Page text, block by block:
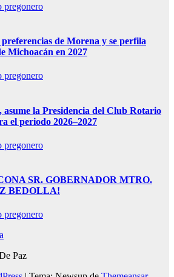
pregonero
de Morena y se perfila
Michoacán en 2027
pregonero
asume la Presidencia del Club Rotario
el periodo 2026–2027
pregonero
SR. GOBERNADOR MTRO.
BEDOLLA!
pregonero
Paz